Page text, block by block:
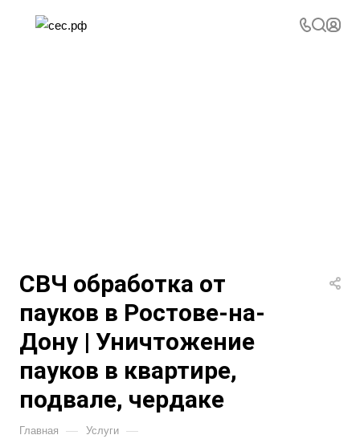
СВЧ обработка от
пауков в Ростове-на-
Дону | Уничтожение
пауков в квартире,
подвале, чердаке
Главная — Услуги —